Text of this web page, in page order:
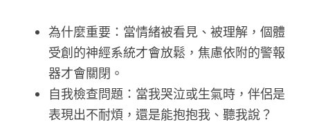
為什麼重要：當情緒被看見、被理解，個體
受創的神經系統才會放鬆，焦慮依附的警報
器才會關閉。
自我檢查問題：當我哭泣或生氣時，伴侶是
表現出不耐煩，還是能抱抱我、聽我說？